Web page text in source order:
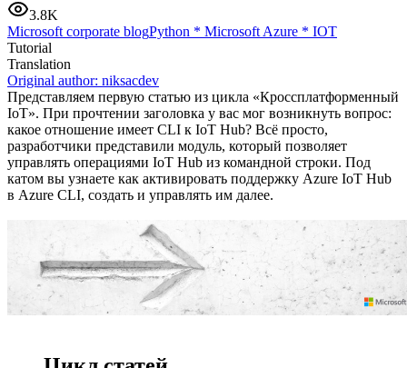
3.8K
Microsoft corporate blogPython * Microsoft Azure * IOT
Tutorial
Translation
Original author: niksacdev
Представляем первую статью из цикла «Кроссплатформенный
IoT». При прочтении заголовка у вас мог возникнуть вопрос:
какое отношение имеет CLI к IoT Hub? Всё просто,
разработчики представили модуль, который позволяет
управлять операциями IoT Hub из командной строки. Под
катом вы узнаете как активировать поддержку Azure IoT Hub
в Azure CLI, создать и управлять им далее.